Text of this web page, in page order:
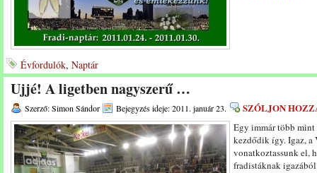
Évfordulók, Naptár
Ujjé! A ligetben nagyszerű …
Szerző: Simon Sándor Bejegyzés ideje: 2011. január 23. SZÓLJON
Egy immár több mint
kezdődik így. Igaz, a
vonatkoztassunk el,
fradistáknak